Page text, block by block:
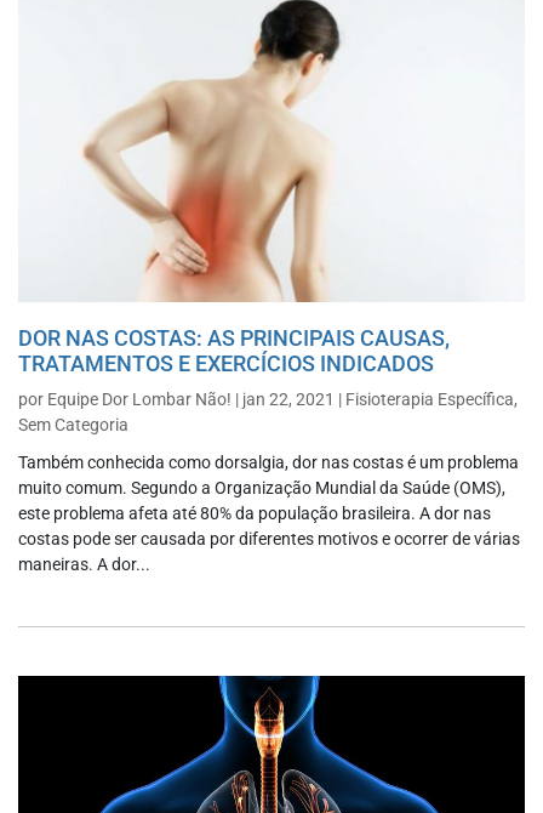
DOR NAS COSTAS: AS PRINCIPAIS CAUSAS,
TRATAMENTOS E EXERCÍCIOS INDICADOS
por Equipe Dor Lombar Não! | jan 22, 2021 | Fisioterapia Específica,
Sem Categoria
Também conhecida como dorsalgia, dor nas costas é um problema
muito comum. Segundo a Organização Mundial da Saúde (OMS),
este problema afeta até 80% da população brasileira. A dor nas
costas pode ser causada por diferentes motivos e ocorrer de várias
maneiras. A dor...